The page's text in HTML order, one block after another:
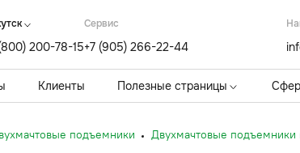
200-78-15
Cервис
+7 (905) 266-22-44
Клиенты Полезные страницы
подъемники
Двухмачтовые подъемники